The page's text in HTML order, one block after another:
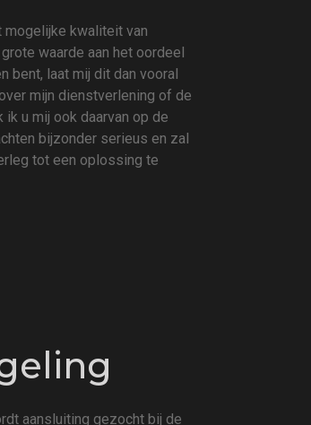
mogelijke kwaliteit van
waarde aan het oordeel
bent, laat mij dit dan vooral
mijn dienstverlening of de
u mij ook daarvan op de
bijzonder serieus en zal
tot een oplossing te
aansluiting gezocht bij de